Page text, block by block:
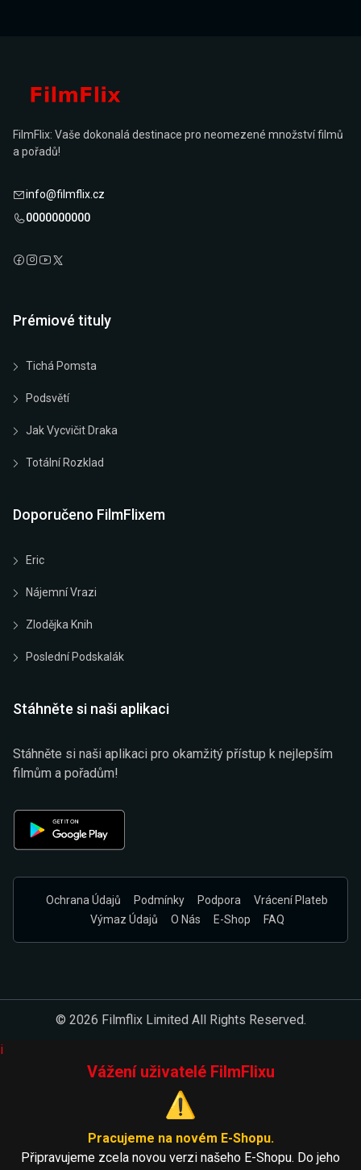
FilmFlix: Vaše dokonalá destinace pro neomezené množství filmů
a pořadů!
info@filmflix.cz
0000000000
Prémiové tituly
Tichá Pomsta
Podsvětí
Jak Vycvičit Draka
Totální Rozklad
Doporučeno FilmFlixem
Eric
Nájemní Vrazi
Zlodějka Knih
Poslední Podskalák
Stáhněte si naši aplikaci
Stáhněte si naši aplikaci pro okamžitý přístup k nejlepším
filmům a pořadům!
Ochrana Údajů Podmínky Podpora
Vrácení Plateb
Výmaz Údajů
O Nás E-Shop FAQ
© 2026 Filmflix Limited All Rights Reserved.
i
Vážení uživatelé FilmFlixu
⚠️
Pracujeme na novém E-Shopu.
Připravujeme zcela novou verzi našeho E-Shopu. Do jeho